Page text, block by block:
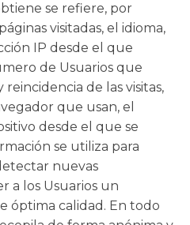
se refiere, por
visitadas, el idioma,
IP desde el que
de Usuarios que
de las visitas,
que usan, el
desde el que se
se utiliza para
nuevas
a los Usuarios un
óptima calidad. En todo